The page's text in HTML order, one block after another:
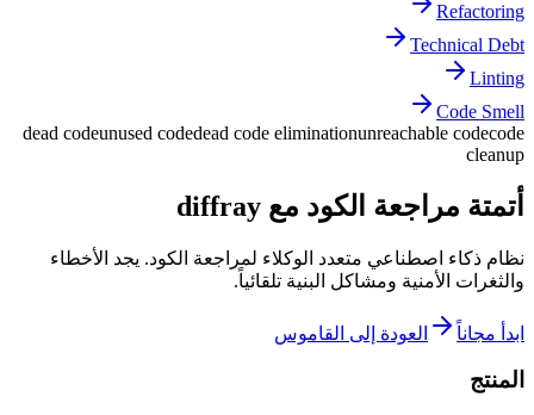
Refactoring
Technical Debt
Linting
Code Smell
dead codeunused codedead code eliminationunreachable codecode
cleanup
أتمتة مراجعة الكود مع diffray
نظام ذكاء اصطناعي متعدد الوكلاء لمراجعة الكود. يجد الأخطاء
والثغرات الأمنية ومشاكل البنية تلقائياً.
ابدأ مجاناً العودة إلى القاموس
المنتج